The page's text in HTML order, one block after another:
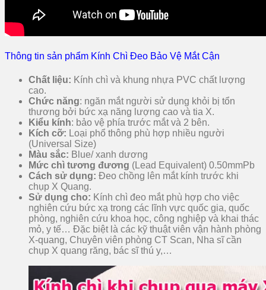
Thông tin sản phẩm Kính Chì Đeo Bảo Vệ Mắt Cận
Chất liệu: Kính chì và khung nhựa PVC chất lượng
cao.
Chức năng: ngăn mắt người sử dụng khỏi bị tổn
thương bởi bức xạ năng lượng cao và tia X.
Kiểu kính: bảo vệ phía trước mắt và 2 bên.
Kích cỡ: Loại phổ thông phù hợp nhiều người
(Universal Size)
Màu sắc: Blue/ xanh dương
Mức chì tương đương (Lead Equivalent) 0.50mmPb
Cách sử dụng: Đeo chồng lên mắt kính trước khi
chụp X Quang.
Sử dụng cho: Kính chì đeo mắt phù hợp cho việc
nghiên cứu bức xạ trong các lĩnh vực quốc gia, quốc
phòng, nghiên cứu khoa học, công nghiệp và khai thác
mỏ, y tế… Đặc biệt là các kỹ thuật viên vận hành phòng
X-quang, Chuyên viên phòng CT Scan, Nha sĩ cần
chụp X quang răng, bác sĩ thú y,…